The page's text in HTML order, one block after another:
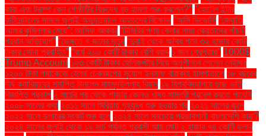
কারা এবং ট্রাম্প কেন গোষ্ঠীটির বিরুদ্ধে বড় হামলা শুরু করলেন?" "হোটেল ইন্টার
কন্টিনেন্টালের সামনে জুলাই অভ্যুত্থানে আহতদের বিক্ষোভ “আমি ডিভোর্সি “জ্যোতি
আমার কুমিল্লার মেয়ে”: আসিফ আকবর “টিসিবির পণ্য কেনার সময় ক্রেতাদের পাঁচটি
প্রধান অভিযোগ” “ডেঙ্গুতে ৭ জনের মৃত্যু “দুবাই থেকে অবৈধ পথে ৩২ হাজার কোটি
টাকার সোনা প্রবাহিত” “বর্ষে ২০০ কোটি টাকার বেশি বরাদ্দ ১ জন গ্রেপ্তার" 1000$
Trump Account ১০৩ কোটি টাকার হেলিকপ্টার নিয়ে অনুশীলনে গেলেন নেইমার
১২০০ টাকা প্যাকেজে হেলথ চেকআপের সুযোগ ইনসাফ বারাকাহ হাসপাতালে ১৮ বছরের
দীর্ঘ ক্যারিয়ারের সমাপ্তি টানলেন মাহমুদউল্লাহ রিয়াদ ১৯ বিশ্ববিদ্যালয়ে গুচ্ছ ভর্তি
বিজ্ঞপ্তি প্রকাশ ২ মার্চের পর থেকে গাজায় কোনও খাদ্য সামগ্রী প্রবেশ করতে পারেনি
২০০৮ সালের কথা ২০১১ সালে সিরিয়ায় গৃহযুদ্ধ শুরু হওয়ার পর ২০২১ সালের জুনে
২০২২ সালে ডলারের সংকট শুরু হলে ২০২৪ সালে সবচেয়ে প্রভাবশালী বাংলাদেশি কারা?
২০২৪ সালের জুলাই থেকে ১৯ মার্চ পর্যন্ত প্রবাসী আয় মোট ২ হাজার ৭৪ কোটি ডলার